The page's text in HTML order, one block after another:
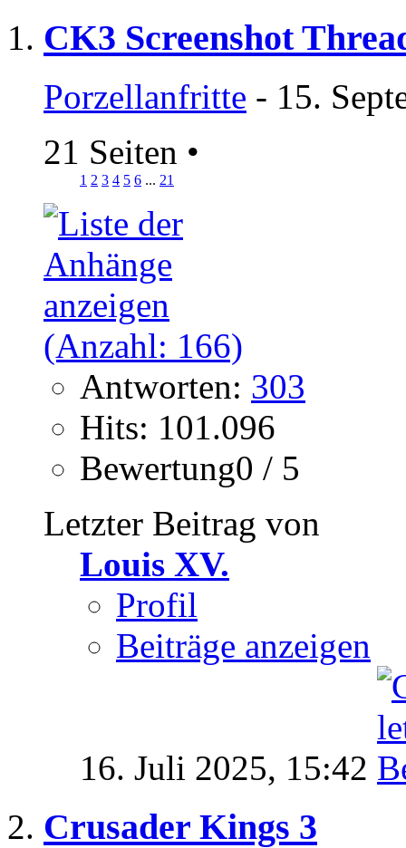
CK3 Screenshot
Porzellanfritte - 15.
21 Seiten •
1 2 3 4 5 6 ... 21
Antworten: 303
Hits: 101.096
Bewertung0 / 5
Letzter Beitrag von
Louis XV.
Profil
Beiträge anzeigen
16. Juli 2025, 15:42
Crusader Kings 3